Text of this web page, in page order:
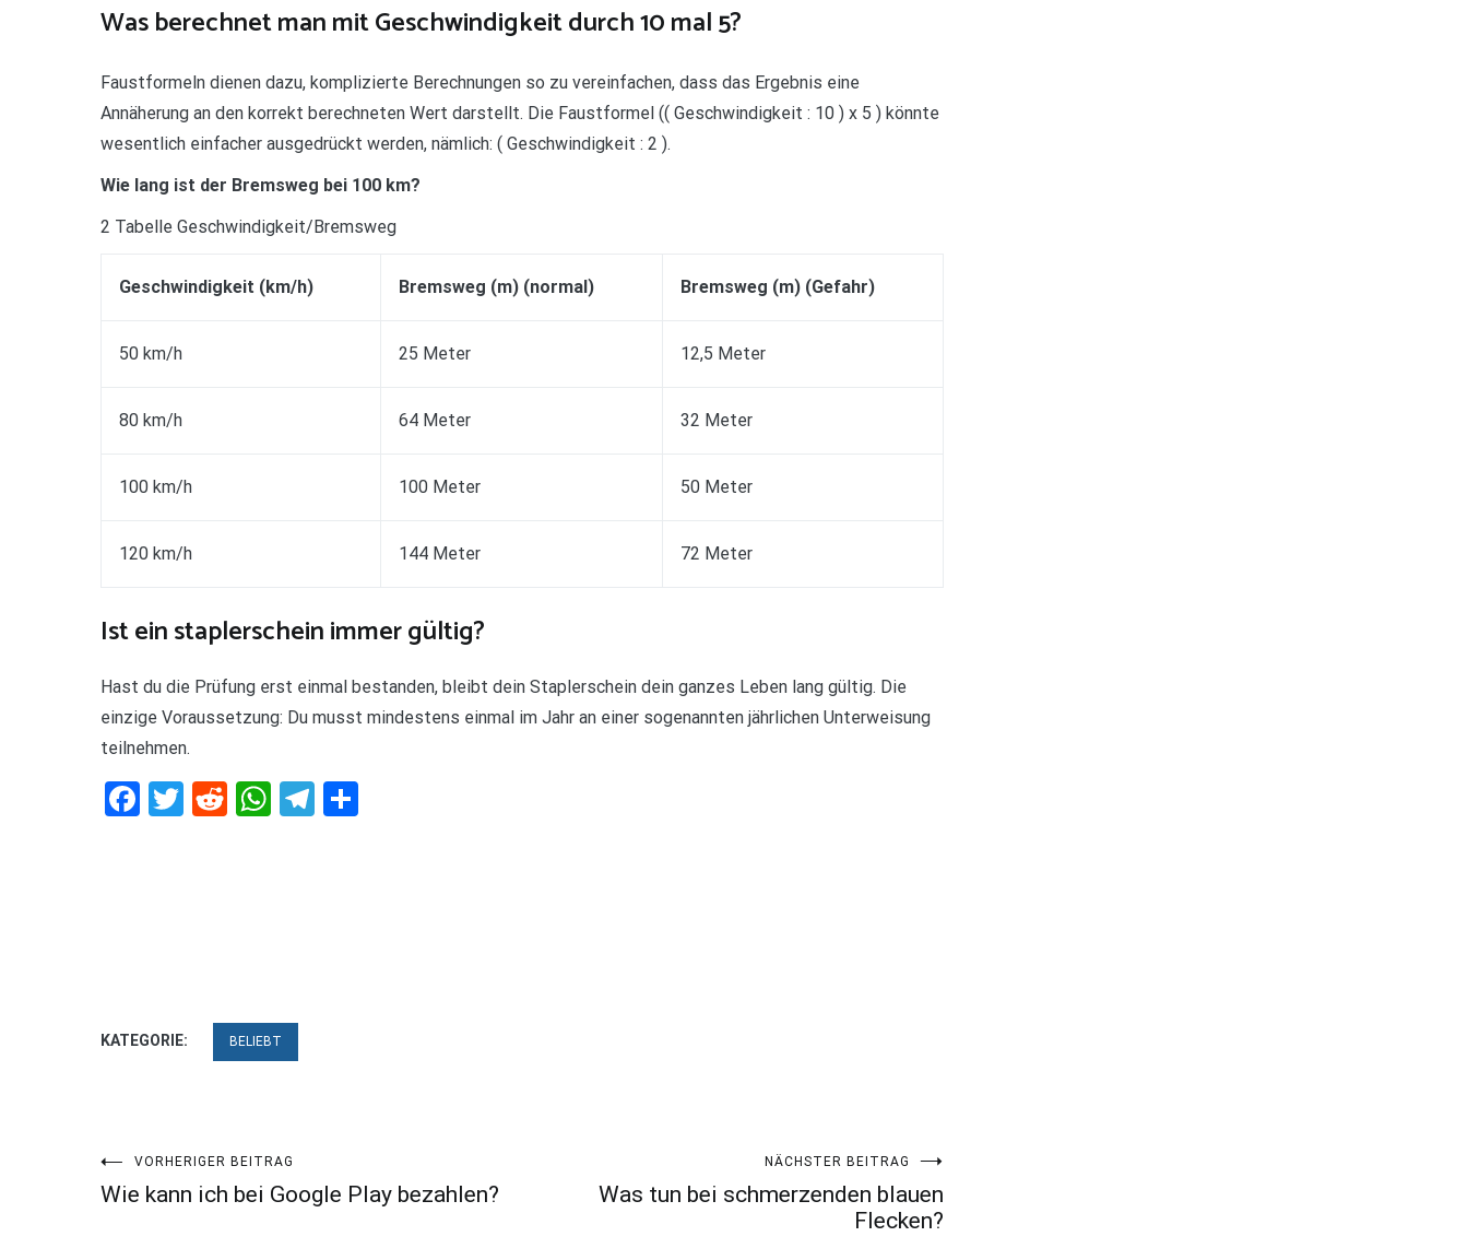
Was berechnet man mit Geschwindigkeit durch 10 mal 5?
Faustformeln dienen dazu, komplizierte Berechnungen so zu vereinfachen, dass das Ergebnis eine
Annäherung an den korrekt berechneten Wert darstellt. Die Faustformel (( Geschwindigkeit : 10 ) x 5 ) könnte
wesentlich einfacher ausgedrückt werden, nämlich: ( Geschwindigkeit : 2 ).
Wie lang ist der Bremsweg bei 100 km?
2 Tabelle Geschwindigkeit/Bremsweg
Geschwindigkeit (km/h) Bremsweg (m) (normal) Bremsweg (m) (Gefahr)
50 km/h 25 Meter 12,5 Meter
80 km/h 64 Meter 32 Meter
100 km/h 100 Meter 50 Meter
120 km/h 144 Meter 72 Meter
Ist ein staplerschein immer gültig?
Hast du die Prüfung erst einmal bestanden, bleibt dein Staplerschein dein ganzes Leben lang gültig. Die
einzige Voraussetzung: Du musst mindestens einmal im Jahr an einer sogenannten jährlichen Unterweisung
teilnehmen.
Facebook
Twitter
RedditWhatsApp
Telegram
KATEGORIE: BELIEBT
Beitragsnavigation
VORHERIGER BEITRAG
Wie kann ich bei Google Play bezahlen?
NÄCHSTER BEITRAG
Was tun bei schmerzenden blauen
Flecken?